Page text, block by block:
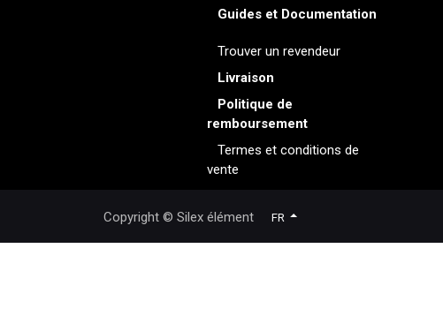
Guides et Documentation
Trouver un revendeur
Livraison
Politique de
remboursement
Termes et conditions de
vente
Copyright © Silex élément FR